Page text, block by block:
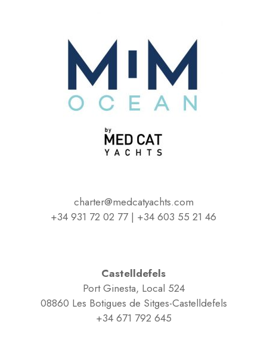
charter@medcatyachts.com
+34 931 72 02 77 | +34 603 55 21 46
Castelldefels
Port Ginesta, Local 524
08860 Les Botigues de Sitges-Castelldefels
+34 671 792 645